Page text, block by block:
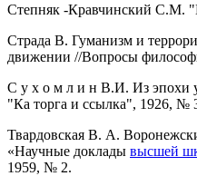
Степняк -Кравчинский С.М.
Страда В. Гуманизм и
движении //Вопросы
С у х о м л и н В.И. Из эпохи
"Ка торга и ссылка", 1926, №
Твардовская В. А.
«Научные доклады высшей
1959, № 2.